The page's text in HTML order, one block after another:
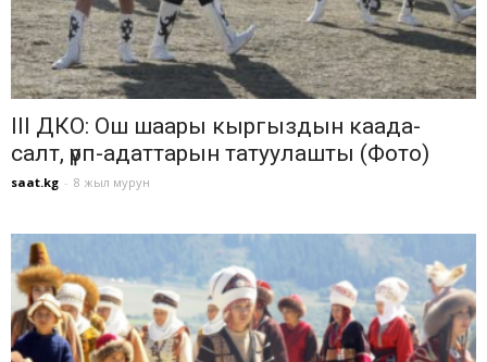
III ДКО: Ош шаары кыргыздын каада-
салт, үрп-адаттарын татуулашты (Фото)
saat.kg - 8 жыл мурун